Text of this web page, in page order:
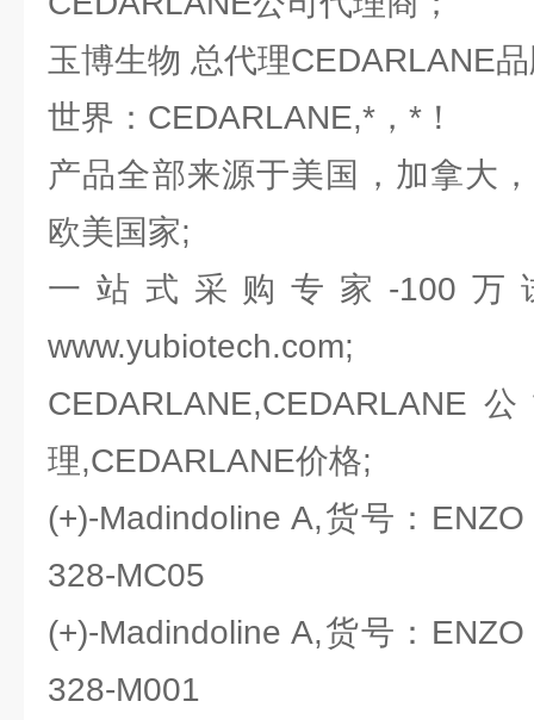
玉博生物 总代理CEDARLANE
世界：CEDARLANE,*，*！
产品全部来源于美国，加拿大
欧美国家;
一站式采购专家-100万
www.yubiotech.com;
CEDARLANE,CEDARLANE
理,CEDARLANE价格;
(+)-Madindoline A,货号：
328-MC05
(+)-Madindoline A,货号：
328-M001